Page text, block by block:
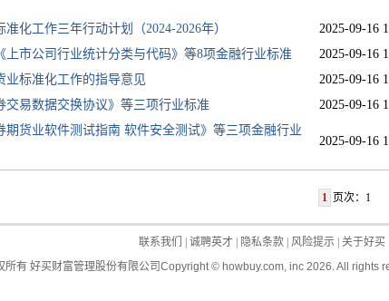
化工作三年行动计划（2024-2026年）
2025-09-16
上市公司行业统计分类与代码》等8项金融行业标准
2025-09-16
业标准化工作的指导意见
2025-09-16
交易数据交换协议》等三项行业标准
2025-09-16
期货业软件测试指南 软件安全测试》等三项金融行业
2025-09-16
1 页次：1
联系我们 诚聘英才 隐私条款 风险提示 关于好买
所有 好买财富管理股份有限公司 Copyright © howbuy.com, inc 2026. All rights